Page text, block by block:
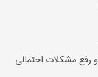
رفع مشکلات احتمالی